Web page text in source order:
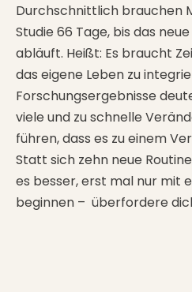
Durchschnittlich brauchen
Studie 66 Tage, bis das
abläuft. Heißt: Es braucht
das eigene Leben zu
Forschungsergebnisse
viele und zu schnelle
führen, dass es zu einem
Statt sich zehn neue
es besser, erst mal nur mit
beginnen – überfordere